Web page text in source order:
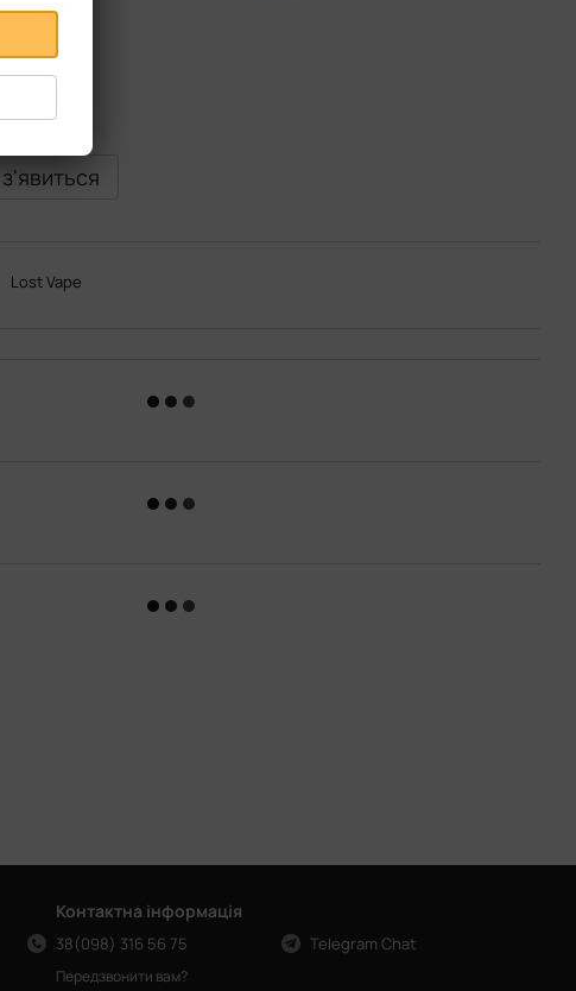
Lost Vape
Контактна інформація
38(098) 316 56 75
Передзвонити вам?
Telegram Chat